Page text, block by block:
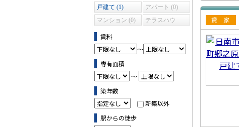
戸建て (1)
アパート (0)
マンション (0)
テラスハウ
賃料
～
専有面積
～
築年数
新築以外
駅からの徒歩
賃貸戸
建て